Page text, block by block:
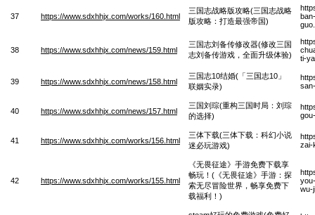
37 https://www.sdxhhjx.com/works/160.html
三国志战略版攻略(三国志战略
版攻略：打造最强帝国)
38 https://www.sdxhhjx.com/news/159.html
三国志刘备传修改器(修改三国
志刘备传游戏，全面升级体验)
ti-
39 https://www.sdxhhjx.com/news/158.html
三国志10结婚(「三国志10」
联姻实录)
40 https://www.sdxhhjx.com/news/157.html
三国刘琮(重构三国时局：刘琮
的选择)
41 https://www.sdxhhjx.com/works/156.html
三体下载(三体下载：科幻小说
迷必玩游戏)
zai-
42 https://www.sdxhhjx.com/works/155.html
《无畏征途》手游免费下载享
畅玩！(《无畏征途》手游：探
索无尽冒险世界，畅享免费下
载福利！)
wu-